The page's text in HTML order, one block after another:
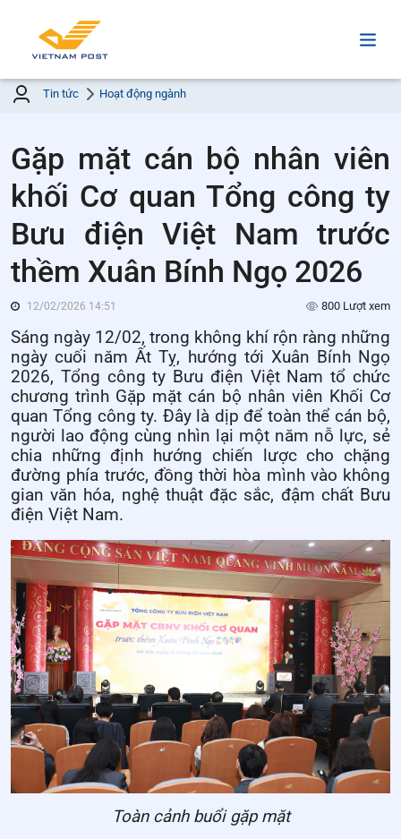
Tin tức Hoạt động ngành
Gặp mặt cán bộ nhân viên
khối Cơ quan Tổng công ty
Bưu điện Việt Nam trước
thềm Xuân Bính Ngọ 2026
12/02/2026 14:51 800 Lượt xem
Sáng ngày 12/02, trong không khí rộn ràng những
ngày cuối năm Ất Tỵ, hướng tới Xuân Bính Ngọ
2026, Tổng công ty Bưu điện Việt Nam tổ chức
chương trình Gặp mặt cán bộ nhân viên Khối Cơ
quan Tổng công ty. Đây là dịp để toàn thể cán bộ,
người lao động cùng nhìn lại một năm nỗ lực, sẻ
chia những định hướng chiến lược cho chặng
đường phía trước, đồng thời hòa mình vào không
gian văn hóa, nghệ thuật đặc sắc, đậm chất Bưu
điện Việt Nam.
Toàn cảnh buổi gặp mặt